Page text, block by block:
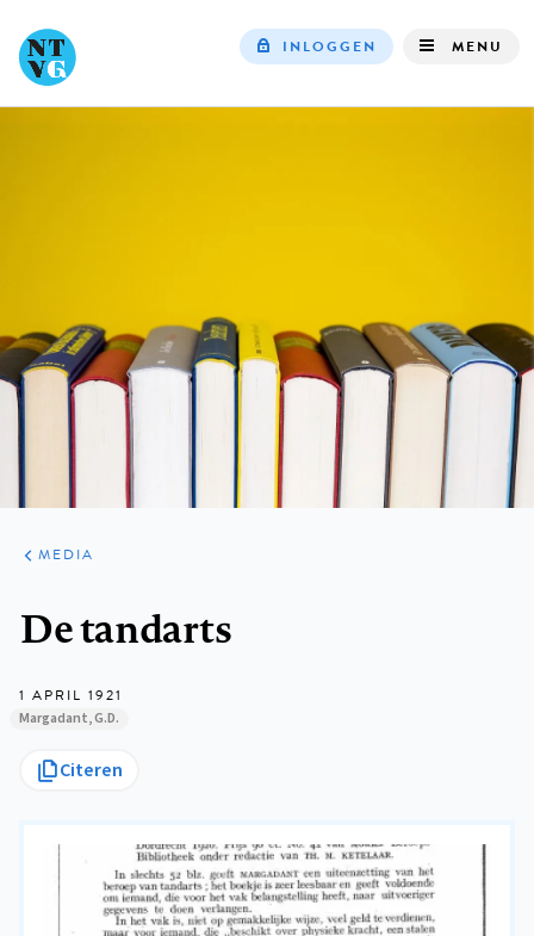
INLOGGEN MENU
ARTIKELEN
VARIA
MEDIA
De tandarts
1 APRIL 1921
Margadant, G.D.
Citeren